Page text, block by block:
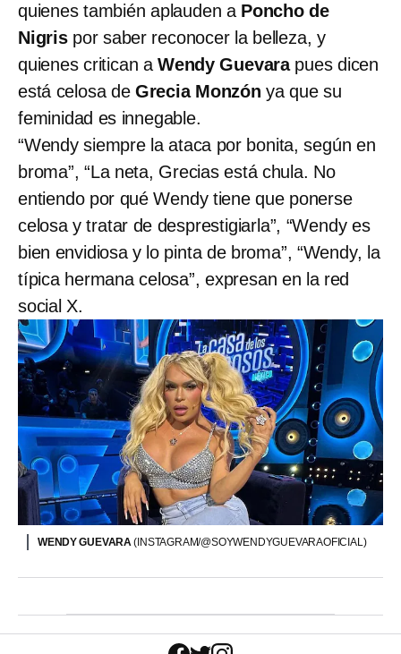
quienes también aplauden a Poncho de
Nigrispor saber reconocer la belleza, y
quienes critican aWendy Guevarapues dicen
está celosa de Grecia Monzón ya que su
feminidad es innegable.
“Wendy siempre la ataca por bonita, según en
broma”, “La neta, Grecias está chula. No
entiendo por qué Wendy tiene que ponerse
celosa y tratar de desprestigiarla”, “Wendy es
bien envidiosa y lo pinta de broma”, “Wendy, la
típica hermana celosa”, expresan en la red
social X.
WENDY GUEVARA(INSTAGRAM/@SOYWENDYGUEVARAOFICIAL)